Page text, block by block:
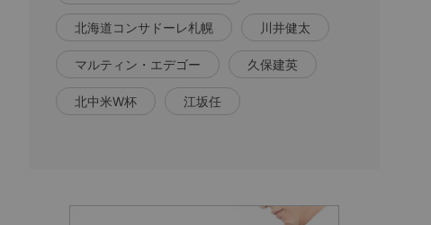
北海道コンサドーレ札幌 川井健太
マルティン・エデゴー 久保建英
北中米W杯 江坂任